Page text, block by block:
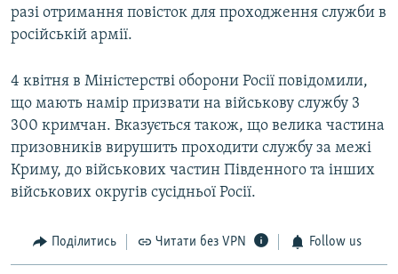
разі отримання повісток для проходження служби в
російській армії.
4 квітня в Міністерстві оборони Росії повідомили,
що мають намір призвати на військову службу 3
300 кримчан. Вказується також, що велика частина
призовників вирушить проходити службу за межі
Криму, до військових частин Південного та інших
військових округів сусідньої Росії.
Поділитись Читати без VPN Follow us